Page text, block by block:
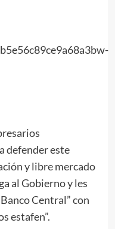
defender este
y libre mercado
al Gobierno y les
Central” con
estafen”.